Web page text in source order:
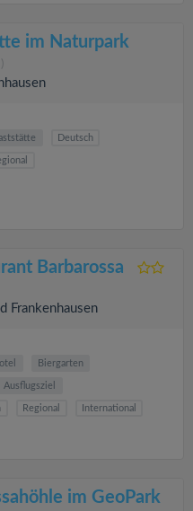
im Naturpark
Deutsch
Barbarossa
Frankenhausen
Biergarten
Ausflugsziel
Regional International
im GeoPark